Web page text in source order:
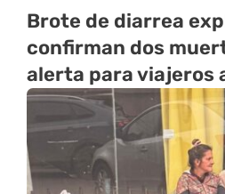
Brote de diarrea
confirman dos
alerta para viajeros